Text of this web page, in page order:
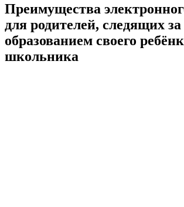
Преимущества
для родителей, следящих за
образованием своего
школьника